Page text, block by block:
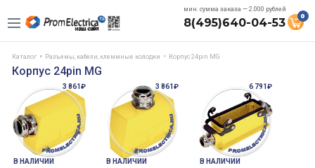
мин. сумма заказа — 2.000 рублей
8(495)640-04-53 0
Каталог Разъемы, кабели, клеммные колодки Корпус 24pin MG
Корпус 24pin MG
3 861₽
В НАЛИЧИИ
3 861₽
В НАЛИЧИИ
6 791₽
В НАЛИЧИИ